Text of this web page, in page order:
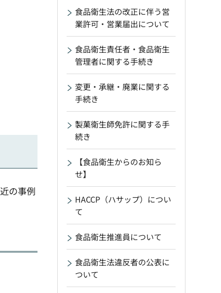
の事例
食品衛生法の改正に伴う営
業許可・営業届出について
食品衛生責任者・食品衛生
管理者に関する手続き
変更・承継・廃業に関する
手続き
製菓衛生師免許に関する手
続き
【食品衛生からのお知ら
せ】
HACCP（ハサップ）につい
て
食品衛生推進員について
食品衛生法違反者の公表に
ついて